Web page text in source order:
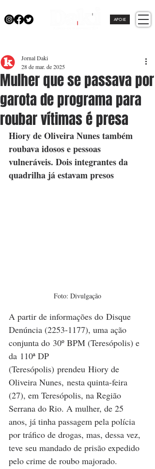
APOIE
Mulher que se passava por
garota de programa para
roubar vítimas é presa
Jornal Daki
28 de mar. de 2025
Hiory de Oliveira Nunes também
roubava idosos e pessoas
vulneráveis. Dois integrantes da
quadrilha já estavam presos
Foto: Divulgação
A partir de informações do Disque
Denúncia (2253-1177), uma ação
conjunta do 30º BPM (Teresópolis) e
da 110ª DP
(Teresópolis) prendeu Hiory de
Oliveira Nunes, nesta quinta-feira
(27), em Teresópolis, na Região
Serrana do Rio. A mulher, de 25
anos, já tinha passagem pela polícia
por tráfico de drogas, mas, dessa vez,
teve seu mandado de prisão expedido
pelo crime de roubo majorado.